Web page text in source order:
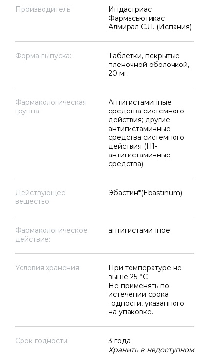
Производитель:
Индастриас
Фармасьютикас
Алмирал С.Л. (Испания)
Форма выпуска:
Таблетки, покрытые
пленочной оболочкой,
20 мг.
Фармакологическая
группа:
Антигистаминные
средства системного
действия; другие
антигистаминные
средства системного
действия (H1-
антигистаминные
средства)
Действующее
вещество:
Эбастин*(Ebastinum)
Фармакологическое
действие:
антигистаминное
Условия хранения:
При температуре не
выше 25 °C
Не применять по
истечении срока
годности, указанного
на упаковке.
Срок годности:
3 года
Хранить в недоступном